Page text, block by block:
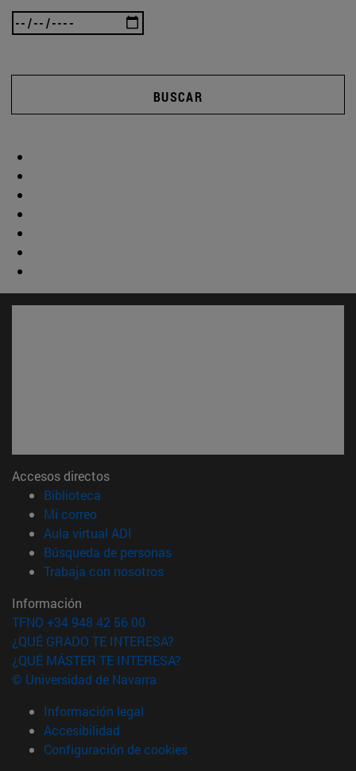
BUSCAR
Accesos directos
Biblioteca
Mi correo(abre en nueva ventana)
Aula virtual ADI
Búsqueda de personas(abre en nueva ventana)
Trabaja con nosotros(abre en nueva ventana)
Información
TFNO +34 948 42 56 00
¿QUÉ GRADO TE INTERESA?
¿QUÉ MÁSTER TE INTERESA?
© Universidad de Navarra
Información legal
Accesibilidad
Configuración de cookies